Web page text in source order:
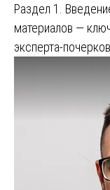
Раздел 1.
материалов —
эксперта-